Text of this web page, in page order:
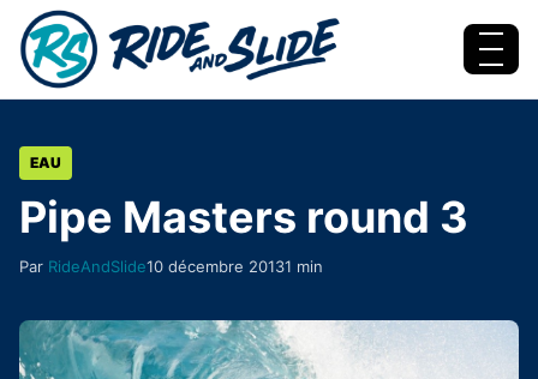
Aller au contenu
Menu
EAU
Pipe Masters round 3
Par RideAndSlide10 décembre 20131 min